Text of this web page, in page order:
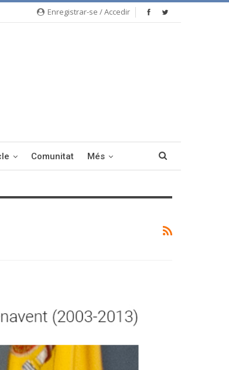
Enregistrar-se / Accedir
Comunitat Més